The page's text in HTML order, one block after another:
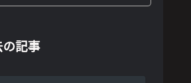
記事